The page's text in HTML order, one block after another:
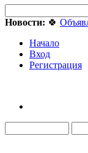
Новости: 🍀
Начало
Вход
Регистрация